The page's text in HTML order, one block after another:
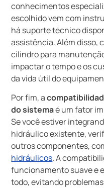
conhecimentos
escolhido vem com
há suporte técnico
assistência. Além disso,
cilindro para
impactar o tempo e os
da vida útil do
Por fim, a
do sistemaé um fator
Se você estiver
hidráulico existente,
outros componentes,
hidráulicos. A
funcionamento suave e
todo, evitando